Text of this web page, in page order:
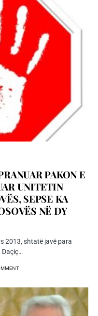
PAKON E
UNITETIN
SEPSE KA
NË DY
2013, shtatë javë para
Daçiç…